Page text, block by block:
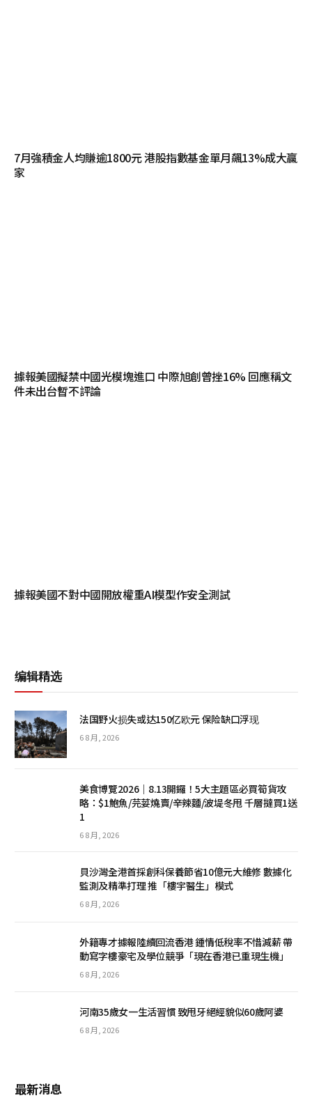
7月強積金人均賺逾1800元 港股指數基金單月飆13%成大贏
家
據報美國擬禁中國光模塊進口 中際旭創曾挫16% 回應稱文
件未出台暫不評論
據報美國不對中國開放權重AI模型作安全測試
编辑精选
法国野火损失或达150亿欧元 保险缺口浮现
6 8 月, 2026
美食博覽2026｜8.13開鑼！5大主題區必買筍貨攻
略：$1鮑魚/芫荽燒賣/辛辣麵/波堤冬甩 千層撻買1送
1
6 8 月, 2026
貝沙灣全港首採創科保養節省10億元大維修 數據化
監測及精準打理 推「樓宇醫生」模式
6 8 月, 2026
外籍專才據報陸續回流香港 鍾情低稅率不惜減薪 帶
動寫字樓豪宅及學位競爭「現在香港已重現生機」
6 8 月, 2026
河南35歲女一生活習慣 致甩牙絕經貌似60歲阿婆
6 8 月, 2026
最新消息